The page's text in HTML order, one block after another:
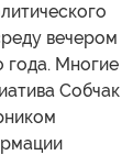
вечером
года. Многие
Собчак